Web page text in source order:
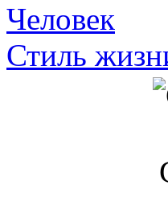
Человек
Стиль